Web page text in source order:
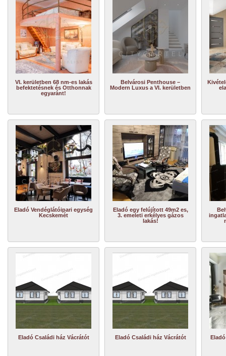
VI. kerületben 68 nm-es lakás
befektetésnek és Otthonnak
egyaránt!
Belvárosi Penthouse –
Modern Luxus a VI. kerületben
Eladó Vendéglátóipari egység
Kecskemét
Eladó egy felújított 49m2 es,
3. emeleti erkélyes gázos
lakás!
Eladó Családi ház Vácrátót Eladó Családi ház Vácrátót